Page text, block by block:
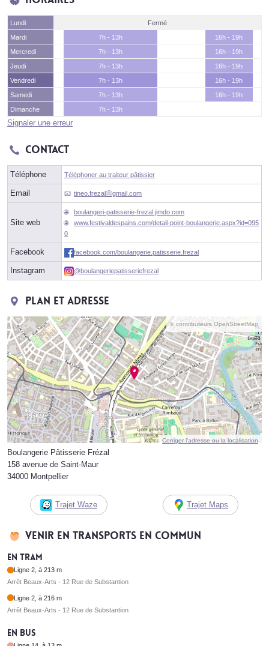
Lundi
Fermé
Mardi
7h - 13h
16h - 19h
Mercredi
7h - 13h
16h - 19h
Jeudi
7h - 13h
16h - 19h
Vendredi
7h - 13h
16h - 19h
Samedi
7h - 13h
16h - 19h
Dimanche
7h - 13h
Signaler une erreur
Contact
Téléphone Téléphoner au traiteur pâtissier
Email tineo.frezalⓐgmail.com
Site web
boulangeri-patisserie-frezal.jimdo.com
www.festivaldespains.com/detail-point-boulangerie.aspx?id=095
0
Facebook facebook.com/boulangerie.patisserie.frezal
Instagram @boulangeriepatisseriefrezal
Plan et adresse
© contributeurs OpenStreetMap
Corriger l’adresse ou la localisation
Boulangerie Pâtisserie Frézal
158 avenue de Saint-Maur
34000 Montpellier
Trajet Waze Trajet Maps
Venir en transports en commun
En tram
Ligne 2, à 213 m
Arrêt Beaux-Arts - 12 Rue de Substantion
Ligne 2, à 216 m
Arrêt Beaux-Arts - 12 Rue de Substantion
En bus